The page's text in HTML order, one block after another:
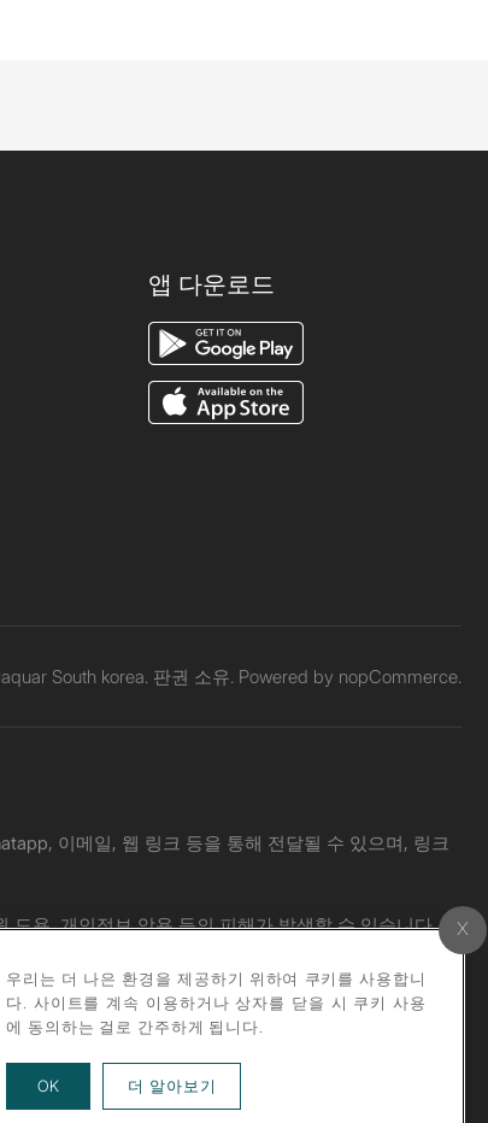
앱 다운로드
South korea. 판권 소유. Powered by nopCommerce.
이메일, 웹 링크 등을 통해 전달될 수 있으며, 링크
도용, 개인정보 악용 등의 피해가 발생할 수 있습니다.
않습니다. 의심스러운 메시지를 받으신 경우, 공식 웹사
히 금지됩니다.
우리는 더 나은 환경을 제공하기 위하여 쿠키를 사용합니
다. 사이트를 계속 이용하거나 상자를 닫을 시 쿠키 사용
에 동의하는 걸로 간주하게 됩니다.
OK 더 알아보기